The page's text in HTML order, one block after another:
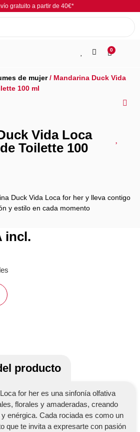
gratuito a partir de 40€*
0
de mujer/ Mandarina Duck Vida
100 ml
Vida Loca
Toilette 100
Duck Vida Loca for her y lleva contigo
y estilo en cada momento
incl.
producto
for her es una sinfonía olfativa
florales y amaderadas, creando
enérgica. Cada rociada es como un
que te invita a expresarte con pasión